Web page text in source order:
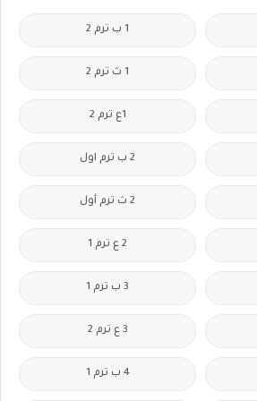
1 ب ترم 2
1 ث ترم 2
1ع ترم 2
2 ب ترم اول
2 ث ترم أول
2 ع ترم 1
3 ب ترم 1
3 ع ترم 2
4 ب ترم 1